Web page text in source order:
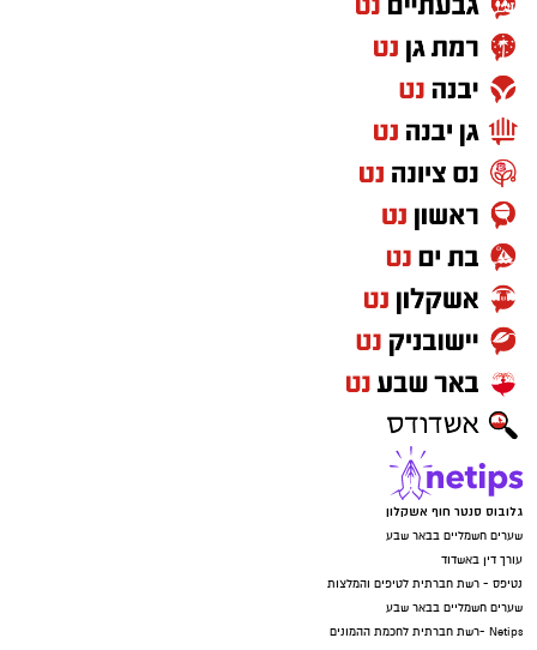
גלובוס סנטר חוף אשקלון
שערים חשמליים בבאר שבע
עורך דין באשדוד
נטיפס - רשת חברתית לטיפים והמלצות
שערים חשמליים בבאר שבע
Netips -רשת חברתית לחכמת ההמונים